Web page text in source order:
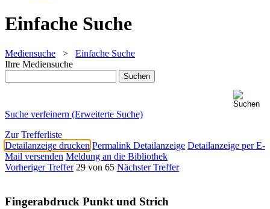
Einfache Suche
Mediensuche > Einfache Suche
Ihre Mediensuche
Suche verfeinern (Erweiterte Suche)
Zur Trefferliste
Detailanzeige drucken Permalink Detailanzeige Detailanzeige per E-
Mail versenden Meldung an die Bibliothek
Vorheriger Treffer 29 von 65 Nächster Treffer
Fingerabdruck Punkt und Strich